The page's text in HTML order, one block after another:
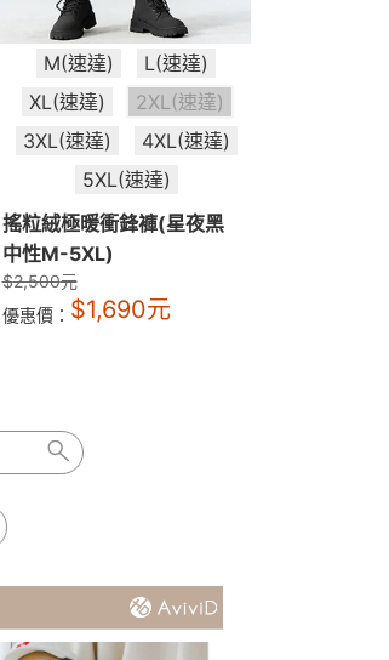
M(速達)
L(速達)
XL(速達)
2XL(速達)
3XL(速達)
4XL(速達)
5XL(速達)
搖粒絨極暖衝鋒褲(星夜黑
中性M-5XL)
$2,500元
優惠價： $1,690元